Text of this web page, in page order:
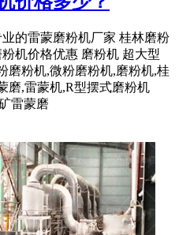
的雷蒙磨粉机厂家 桂林磨粉
机价格优惠 磨粉机 超大型
磨粉机,微粉磨粉机,磨粉机,桂
磨,雷蒙机,R型摆式磨粉机
雷蒙磨